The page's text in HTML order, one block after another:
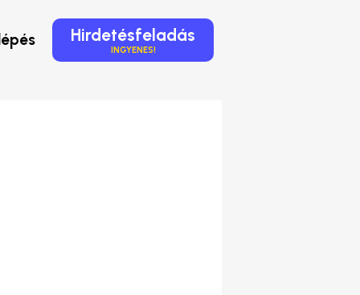
Hirdetésfeladás
INGYENES!